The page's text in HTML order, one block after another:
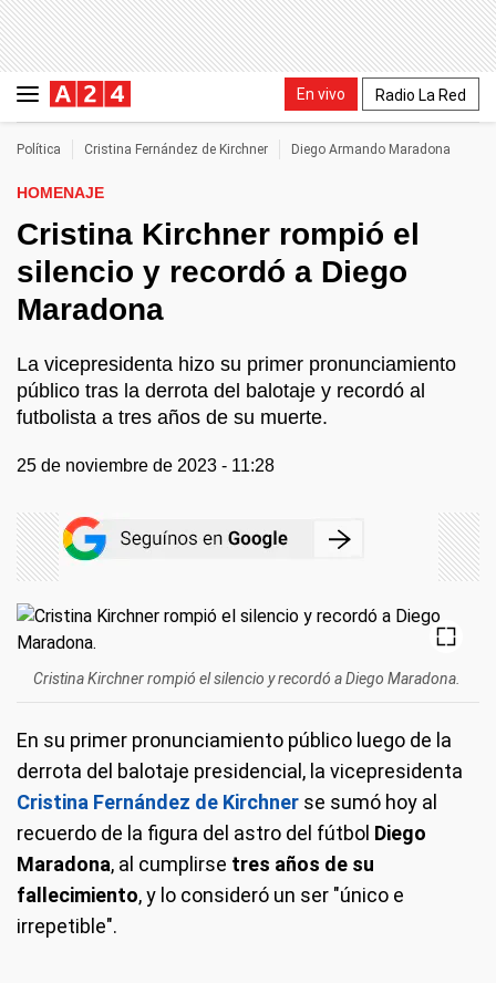
En vivo Radio La Red
Política Cristina Fernández de Kirchner Diego Armando Maradona
HOMENAJE
Cristina Kirchner rompió el
silencio y recordó a Diego
Maradona
La vicepresidenta hizo su primer pronunciamiento
público tras la derrota del balotaje y recordó al
futbolista a tres años de su muerte.
25 de noviembre de 2023 - 11:28
Cristina Kirchner rompió el silencio y recordó a Diego Maradona.
En su primer pronunciamiento público luego de la
derrota del balotaje presidencial, la vicepresidenta
Cristina Fernández de Kirchner se sumó hoy al
recuerdo de la figura del astro del fútbol Diego
Maradona, al cumplirse tres años de su
fallecimiento, y lo consideró un ser "único e
irrepetible".